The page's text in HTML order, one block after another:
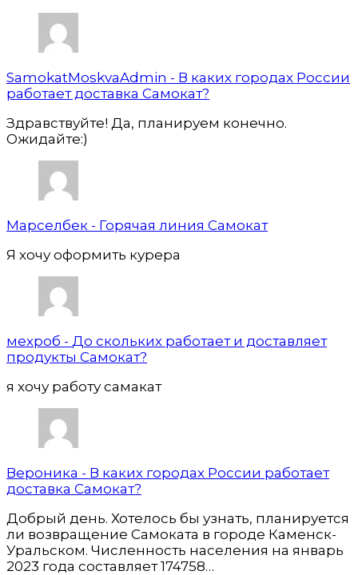
SamokatMoskvaAdmin - В каких городах России
работает доставка Самокат?
Здравствуйте! Да, планируем конечно.
Ожидайте:)
Марселбек - Горячая линия Самокат
Я хочу оформить курера
мехроб - До скольких работает и доставляет
продукты Самокат?
я хочу работу самакат
Вероника - В каких городах России работает
доставка Самокат?
Добрый день. Хотелось бы узнать, планируется
ли возвращение Самоката в городе Каменск-
Уральском. Численность населения на январь
2023 года составляет 174758…